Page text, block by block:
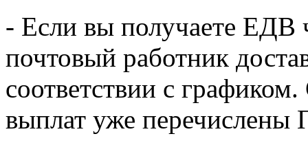
- Если вы получаете ЕДВ
почтовый работник
соответствии с
выплат уже перечислены